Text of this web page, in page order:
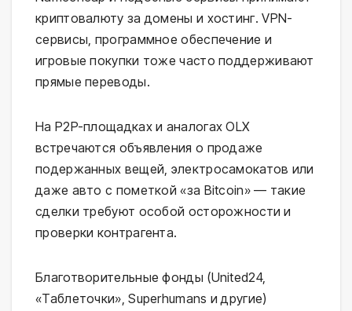
криптовалюту за домены и хостинг. VPN-
сервисы, программное обеспечение и
игровые покупки тоже часто поддерживают
прямые переводы.
На P2P-площадках и аналогах OLX
встречаются объявления о продаже
подержанных вещей, электросамокатов или
даже авто с пометкой «за Bitcoin» — такие
сделки требуют особой осторожности и
проверки контрагента.
Благотворительные фонды (United24,
«Таблеточки», Superhumans и другие)